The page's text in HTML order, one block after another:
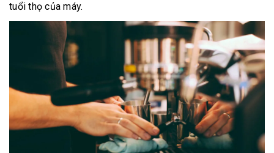
tuổi thọ của máy.